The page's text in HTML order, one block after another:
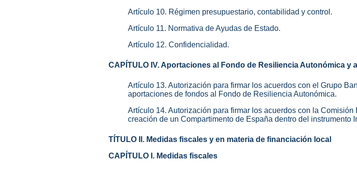
Artículo 10. Régimen presupuestario, contabilidad y control.
Artículo 11. Normativa de Ayudas de Estado.
Artículo 12. Confidencialidad.
CAPÍTULO IV. Aportaciones al Fondo de Resiliencia Autonómica y
Artículo 13. Autorización para firmar los acuerdos con el Grupo
aportaciones de fondos al Fondo de Resiliencia Autonómica.
Artículo 14. Autorización para firmar los acuerdos con la
creación de un Compartimento de España dentro del instrumento
TÍTULO II. Medidas fiscales y en materia de financiación local
CAPÍTULO I. Medidas fiscales